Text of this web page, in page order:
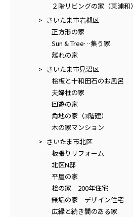
２階リビングの家（東浦和）
さいたま市岩槻区
正方形の家
Sun & Tree…集う家
離れの家
さいたま市見沼区
桧板と十和田石のお風呂
夫婦柱の家
回遊の家
角地の家（3階建）
木の家マンション
さいたま市北区
板張りリフォーム
北区N邸
平屋の家
桧の家 200年住宅
無垢の家 デザイン住宅
広縁と続き間のある家